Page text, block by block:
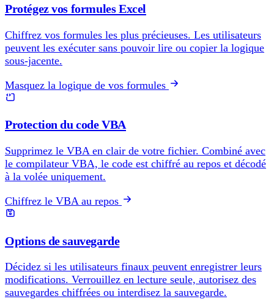
Protégez vos formules Excel
Chiffrez vos formules les plus précieuses. Les utilisateurs
peuvent les exécuter sans pouvoir lire ou copier la logique
sous-jacente.
Masquez la logique de vos formules
Protection du code VBA
Supprimez le VBA en clair de votre fichier. Combiné avec
le compilateur VBA, le code est chiffré au repos et décodé
à la volée uniquement.
Chiffrez le VBA au repos
Options de sauvegarde
Décidez si les utilisateurs finaux peuvent enregistrer leurs
modifications. Verrouillez en lecture seule, autorisez des
sauvegardes chiffrées ou interdisez la sauvegarde.